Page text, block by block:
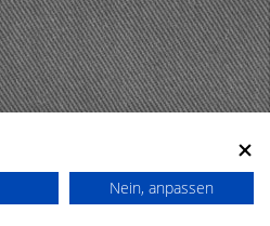
Nein, anpassen